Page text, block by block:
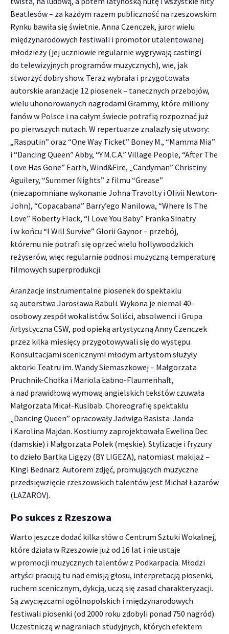
Beatlesów – za każdym razem publiczność na rzeszowskim
Rynku bawiła się świetnie. Anna Czenczek, juror wielu
międzynarodowych festiwali i promotor utalentowanej
młodzieży (jej uczniowie regularnie wygrywają castingi
do telewizyjnych programów muzycznych), wie, jak
stworzyć dobry show. Teraz wybrała i przygotowała
autorskie aranżacje 12 piosenek – tanecznych przebojów,
wielu uhonorowanych nagrodami Grammy, które miliony
fanów w Polsce i na całym świecie potrafią rozpoznać już
po pierwszych nutach. W repertuarze znalazły się utwory:
„Rasputin” oraz “One Way Ticket” Boney M., “Mamma Mia”
i “Dancing Queen” Abby, “Y.M.C.A.” Village People, “After The
Love Has Gone” Earth, Wind&Fire, „Candyman” Christiny
Aguilery, “Summer Nights” z filmu “Grease”
(niezapomniane wykonanie Johna Travolty i Olivii Newton-
John), “Copacabana” Barry’ego Manilowa, “Where Is The
Love” Roberty Flack, “I Love You Baby” Franka Sinatry
i w końcu “I Will Survive” Glorii Gaynor – przebój,
któremu nie potrafi się oprzeć wielu hollywoodzkich
reżyserów, więc regularnie podnosi muzyczną temperaturę
filmowych superprodukcji.
Aranżacje instrumentalne piosenek do spektaklu
są autorstwa Jarosława Babuli. Wykona je niemal 40-
osobowy zespół wokalistów. Soliści, absolwenci i Grupa
Artystyczna CSW, pod opieką artystyczną Anny Czenczek
przez kilka miesięcy przygotowywali się do występu.
Konsultacjami scenicznymi młodym artystom służyły
aktorki Teatru im. Wandy Siemaszkowej – Małgorzata
Pruchnik-Chołka i Mariola Łabno-Flaumenhaft,
a nad prawidłową wymową angielskich tekstów czuwała
Małgorzata Micał-Kusibab. Choreografię spektaklu
„Dancing Queen” opracowały Jadwiga Basista-Janda
i Karolina Majdan. Kostiumy zaprojektowała Ewelina Dec
(damskie) i Małgorzata Polek (męskie). Stylizacje i fryzury
to dzieło Bartka Ligęzy (BY LIGEZA), natomiast makijaż –
Kingi Bednarz. Autorem zdjęć, promujących muzyczne
przedsięwzięcie rzeszowskich talentów jest Michał Łazarów
(LAZAROV).
Po sukces z Rzeszowa
Warto jeszcze dodać kilka słów o Centrum Sztuki Wokalnej,
które działa w Rzeszowie już od 16 lat i nie ustaje
w promocji muzycznych talentów z Podkarpacia. Młodzi
artyści pracują tu nad emisją głosu, interpretacją piosenki,
ruchem scenicznym, dykcją, uczą się zasad charakteryzacji.
Są zwycięzcami ogólnopolskich i międzynarodowych
festiwali piosenki (od 2000 roku zdobyli ponad 750 nagród).
Uczestniczą w nagraniach studyjnych, których efektem